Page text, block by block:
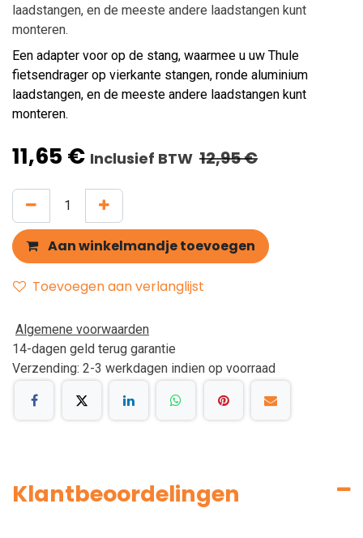
laadstangen, en de meeste andere laadstangen kunt
monteren.
Een adapter voor op de stang, waarmee u uw Thule
fietsendrager op vierkante stangen, ronde aluminium
laadstangen, en de meeste andere laadstangen kunt
monteren.
11,65 € Inclusief BTW 12,95€
Aan winkelmandje toevoegen
Toevoegen aan verlanglijst
Algemene voorwaarden
14-dagen geld terug garantie
Verzending: 2-3 werkdagen indien op voorraad
Klantbeoordelingen